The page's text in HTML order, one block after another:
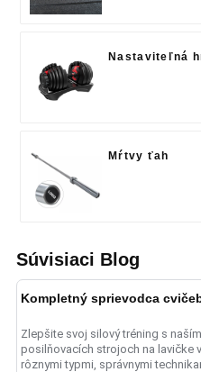
Nastaviteľná
Mŕtvy ťah
Súvisiaci Blog
Zlepšite svoj silový tréning s
posilňovacích strojoch na lavičke
rôznymi typmi, správnymi